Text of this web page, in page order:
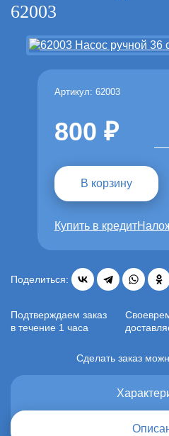
62003
Артикул: 62003
800
В корзину
Купить в кредит
Поделиться:
Подтверждаем заказ
в течение 1 часа
Сделать заказ